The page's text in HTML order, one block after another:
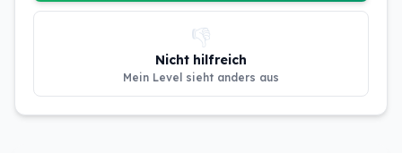
👎
Nicht hilfreich
Mein Level sieht anders aus